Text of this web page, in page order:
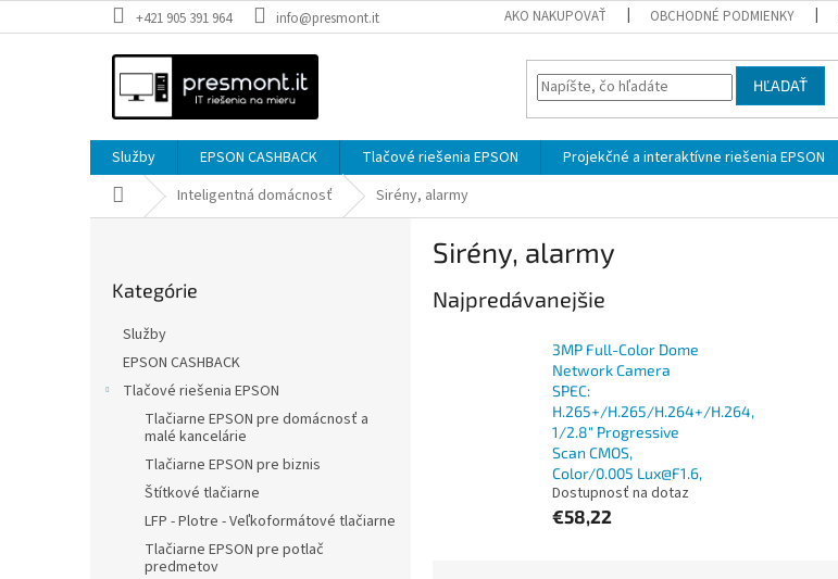
na
+421 905 391 964 info@presmont.it AKO NAKUPOVAŤ OBCHODNÉ PODMIENKY
HĽADAŤ
Služby EPSON CASHBACK Tlačové riešenia EPSON Projekčné a interaktívne riešenia EPSON
DomovInteligentná domácnosť Sirény, alarmy
kategórie
Kategórie
Služby
EPSON CASHBACK
Tlačové riešenia EPSON
Tlačiarne EPSON pre domácnosť a
malé kancelárie
Tlačiarne EPSON pre biznis
Štítkové tlačiarne
LFP - Plotre - Veľkoformátové tlačiarne
Tlačiarne EPSON pre potlač
predmetov
Sirény, alarmy
Najpredávanejšie
3MP Full-Color Dome
Network Camera
SPEC:
H.265+/H.265/H.264+/H.264,
1/2.8" Progressive
Scan CMOS,
Color/0.005 Lux@F1.6,
Dostupnosť na dotaz
€58,22